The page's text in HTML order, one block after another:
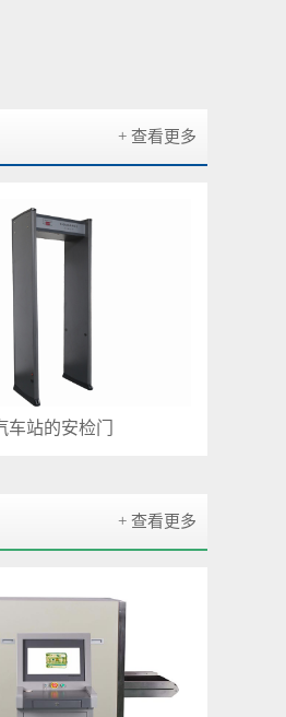
+ 查看更多
车站的安检门
+ 查看更多